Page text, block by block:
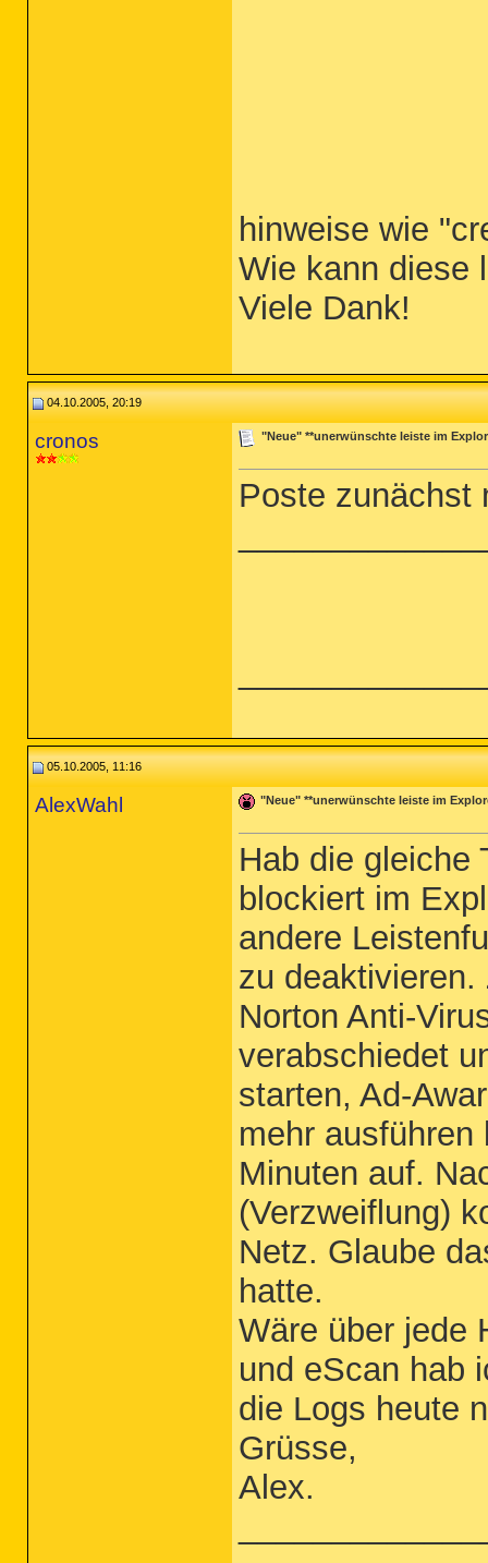
hinweise wie
Wie kann diese
Viele Dank!
04.10.2005, 20:19
cronos "Neue" **unerwünschte leiste im
Poste
05.10.2005, 11:16
AlexWahl "Neue" **unerwünschte leiste im
Hab die gleiche
blockiert im
andere
zu
Norton Anti-
verabschiedet
starten, Ad-
mehr
Minuten auf.
(Verzweiflung)
Netz. Glaube
hatte.
Wäre über jede
und eScan hab
die Logs heute
Grüsse,
Alex.